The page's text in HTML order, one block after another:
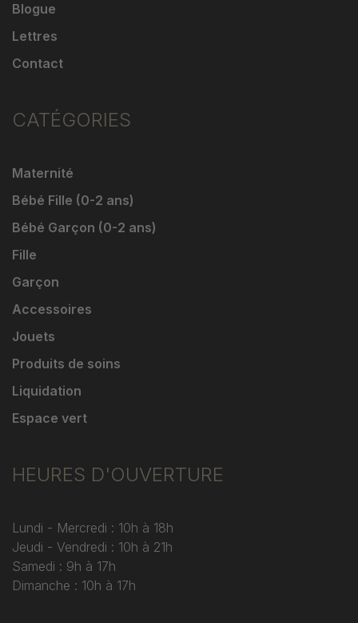
Blogue
Lettres
Contact
CATÉGORIES
Maternité
Bébé Fille (0-2 ans)
Bébé Garçon (0-2 ans)
Fille
Garçon
Accessoires
Jouets
Produits de soins
Liquidation
Espace vert
HEURES D'OUVERTURE
Lundi - Mercredi : 10h à 18h
Jeudi - Vendredi : 10h à 21h
Samedi : 9h à 17h
Dimanche : 10h à 17h